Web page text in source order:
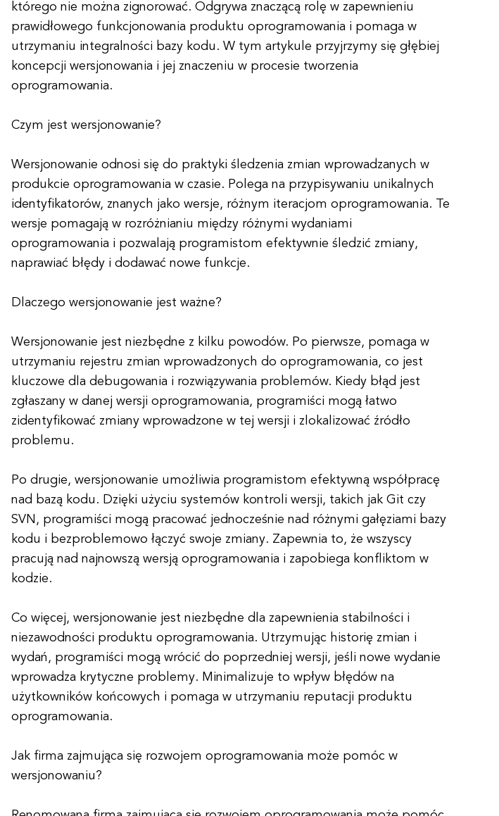
którego nie można zignorować. Odgrywa znaczącą rolę w zapewnieniu
prawidłowego funkcjonowania produktu oprogramowania i pomaga w
utrzymaniu integralności bazy kodu. W tym artykule przyjrzymy się głębiej
koncepcji wersjonowania i jej znaczeniu w procesie tworzenia
oprogramowania.
Czym jest wersjonowanie?
Wersjonowanie odnosi się do praktyki śledzenia zmian wprowadzanych w
produkcie oprogramowania w czasie. Polega na przypisywaniu unikalnych
identyfikatorów, znanych jako wersje, różnym iteracjom oprogramowania. Te
wersje pomagają w rozróżnianiu między różnymi wydaniami
oprogramowania i pozwalają programistom efektywnie śledzić zmiany,
naprawiać błędy i dodawać nowe funkcje.
Dlaczego wersjonowanie jest ważne?
Wersjonowanie jest niezbędne z kilku powodów. Po pierwsze, pomaga w
utrzymaniu rejestru zmian wprowadzonych do oprogramowania, co jest
kluczowe dla debugowania i rozwiązywania problemów. Kiedy błąd jest
zgłaszany w danej wersji oprogramowania, programiści mogą łatwo
zidentyfikować zmiany wprowadzone w tej wersji i zlokalizować źródło
problemu.
Po drugie, wersjonowanie umożliwia programistom efektywną współpracę
nad bazą kodu. Dzięki użyciu systemów kontroli wersji, takich jak Git czy
SVN, programiści mogą pracować jednocześnie nad różnymi gałęziami bazy
kodu i bezproblemowo łączyć swoje zmiany. Zapewnia to, że wszyscy
pracują nad najnowszą wersją oprogramowania i zapobiega konfliktom w
kodzie.
Co więcej, wersjonowanie jest niezbędne dla zapewnienia stabilności i
niezawodności produktu oprogramowania. Utrzymując historię zmian i
wydań, programiści mogą wrócić do poprzedniej wersji, jeśli nowe wydanie
wprowadza krytyczne problemy. Minimalizuje to wpływ błędów na
użytkowników końcowych i pomaga w utrzymaniu reputacji produktu
oprogramowania.
Jak firma zajmująca się rozwojem oprogramowania może pomóc w
wersjonowaniu?